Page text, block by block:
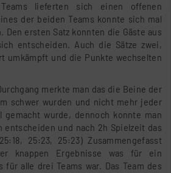
lieferten sich einen offenen
der beiden Teams konnte sich mal
Den ersten Satz konnten die Gäste aus
entscheiden. Auch die Sätze zwei,
umkämpft und die Punkte wechselten
merkte man das die Beine der
schwer wurden und nicht mehr jeder
gemacht wurde, dennoch konnte man
entscheiden und nach 2h Spielzeit das
25:23, 25:23) Zusammengefasst
knappen Ergebnisse was für ein
für alle drei Teams war. Das Team des